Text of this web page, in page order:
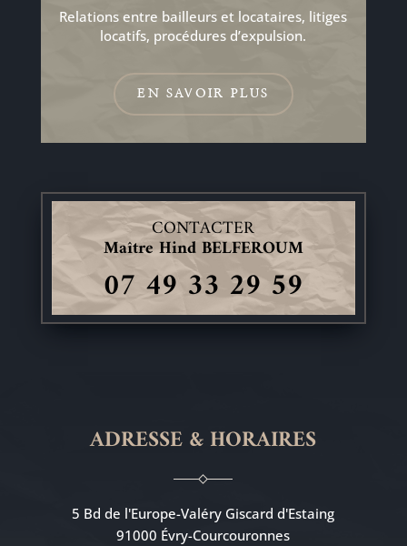
Relations entre bailleurs et locataires, litiges
locatifs, procédures d’expulsion.
EN SAVOIR PLUS
CONTACTER
Maître Hind BELFEROUM
07 49 33 29 59
ADRESSE & HORAIRES
5 Bd de l'Europe-Valéry Giscard d'Estaing
91000 Évry-Courcouronnes